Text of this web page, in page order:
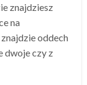
znajdziesz
na
oddech
dwoje czy z